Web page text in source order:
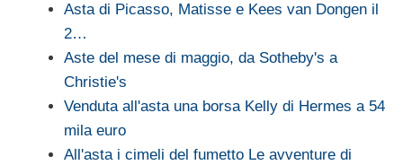
Asta di Picasso, Matisse e Kees van Dongen il
2…
Aste del mese di maggio, da Sotheby's a
Christie's
Venduta all'asta una borsa Kelly di Hermes a 54
mila euro
All'asta i cimeli del fumetto Le avventure di